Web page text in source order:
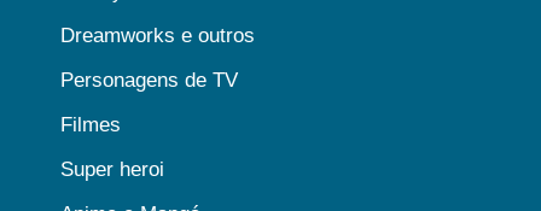
Dreamworks e outros
Personagens de TV
Filmes
Super heroi